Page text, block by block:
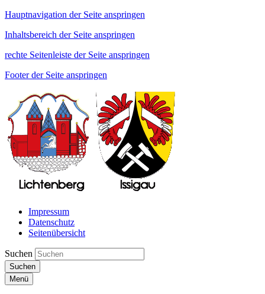
Hauptnavigation der Seite anspringen
Inhaltsbereich der Seite anspringen
rechte Seitenleiste der Seite anspringen
Footer der Seite anspringen
Impressum
Datenschutz
Seitenübersicht
Suchen
Suchen
Menü